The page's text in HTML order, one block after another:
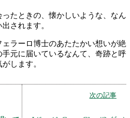
たときの、懐かしいような、なん
されます。
ラーロ博士のあたたかい想いが絶
元に届いているなんて、奇跡と呼
します。
次の記事